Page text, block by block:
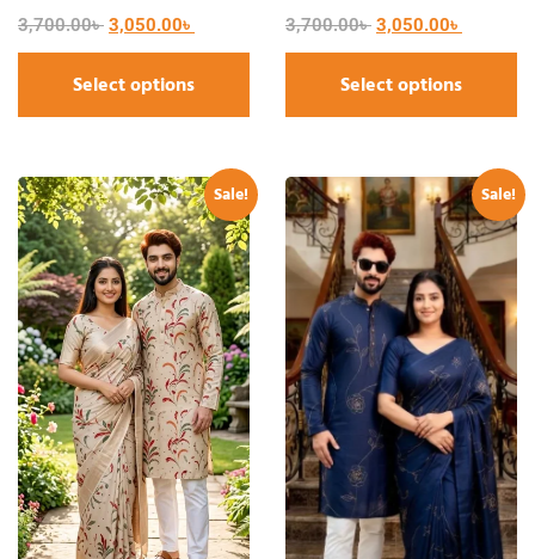
3,700.00৳ 3,050.00৳
Select options
3,700.00৳ 3,050.00৳
Select options
Sale! Sale!